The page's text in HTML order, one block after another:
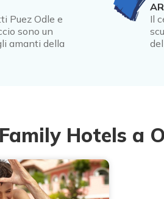
Puez Odle e
sono un
amanti della
Il
Hotels a